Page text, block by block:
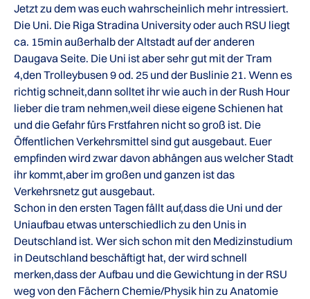
Jetzt zu dem was euch wahrscheinlich mehr intressiert.
Die Uni. Die Riga Stradina University oder auch RSU liegt
ca. 15min außerhalb der Altstadt auf der anderen
Daugava Seite. Die Uni ist aber sehr gut mit der Tram
4,den Trolleybusen 9 od. 25 und der Buslinie 21. Wenn es
richtig schneit,dann solltet ihr wie auch in der Rush Hour
lieber die tram nehmen,weil diese eigene Schienen hat
und die Gefahr fürs Frstfahren nicht so groß ist. Die
Öffentlichen Verkehrsmittel sind gut ausgebaut. Euer
empfinden wird zwar davon abhängen aus welcher Stadt
ihr kommt,aber im großen und ganzen ist das
Verkehrsnetz gut ausgebaut.
Schon in den ersten Tagen fällt auf,dass die Uni und der
Uniaufbau etwas unterschiedlich zu den Unis in
Deutschland ist. Wer sich schon mit den Medizinstudium
in Deutschland beschäftigt hat, der wird schnell
merken,dass der Aufbau und die Gewichtung in der RSU
weg von den Fächern Chemie/Physik hin zu Anatomie